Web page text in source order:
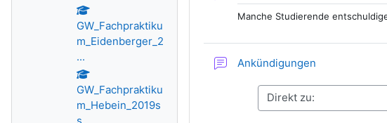
Manche Studierende
Ankündigungen
GW_Fachpraktiku
m_Eidenberger_2
...
GW_Fachpraktiku
m_Hebein_2019s